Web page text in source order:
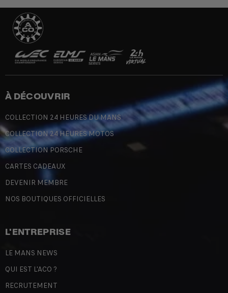
À DÉCOUVRIR
COLLECTION 24 HEURES DU MANS
COLLECTION 24 HEURES MOTOS
COLLECTION PORSCHE
CARTES CADEAUX
DEVENIR MEMBRE
NOS BOUTIQUES OFFICIELLES
L'ENTREPRISE
LE MANS NEWS
QUI EST L'ACO ?
RECRUTEMENT